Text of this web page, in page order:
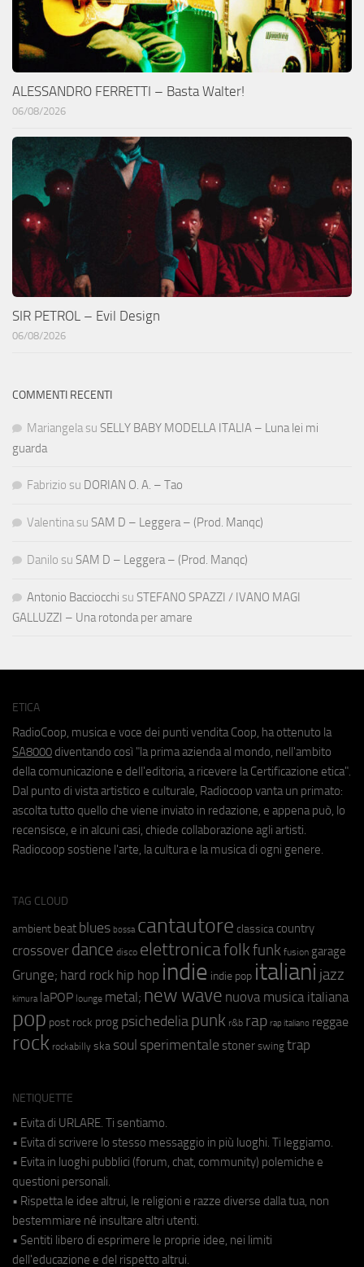
ALESSANDRO FERRETTI – Basta Walter!
06/08/2026
SIR PETROL – Evil Design
06/08/2026
COMMENTI RECENTI
Mariangela su SELLY BABY MODELLA ITALIA – Luna lei mi
guarda
Fabrizio su DORIAN O. A. – Tao
Valentina su SAM D – Leggera – (Prod. Manqc)
Danilo su SAM D – Leggera – (Prod. Manqc)
Antonio Bacciocchi su STEFANO SPAZZI / IVANO MAGI
GALLUZZI – Una rotonda per amare
ETICA
RadioCoop, musica e voce dei punti vendita Coop, ha ottenuto la
SA8000 diventando così "la prima azienda al mondo, nell'ambito
della comunicazione e dell'editoria, a ricevere la Certificazione etica".
Dal punto di vista artistico e culturale, Radiocoop vanta un primato:
ascolta tutto quello che viene inviato in redazione, e appena può, lo
recensisce, e in alcuni casi, chiede collaborazione agli artisti.
Radiocoop sostiene l'arte, la cultura e la musica di ogni genere.
TAG CLOUD
ambient beat blues bossa cantautore classica country
crossover dance disco elettronicafolkfunk fusion garage
Grunge; hard rock hip hop indie indie pop italiani jazz
kimura laPOP lounge metal; new wave nuova musica italiana
pop post rock prog psichedeliapunk r&b rap rap italiano reggae
rock rockabilly ska soul sperimentale stoner swing trap
NETIQUETTE
• Evita di URLARE. Ti sentiamo.
• Evita di scrivere lo stesso messaggio in più luoghi. Ti leggiamo.
• Evita in luoghi pubblici (forum, chat, community) polemiche e
questioni personali.
• Rispetta le idee altrui, le religioni e razze diverse dalla tua, non
bestemmiare né insultare altri utenti.
• Sentiti libero di esprimere le proprie idee, nei limiti
dell'educazione e del rispetto altrui.